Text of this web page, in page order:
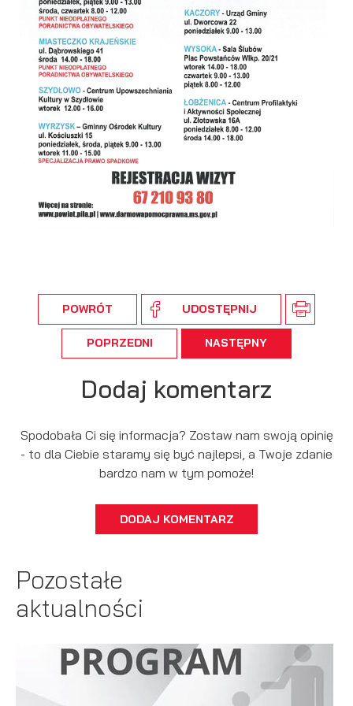
POWRÓT UDOSTĘPNIJ
POPRZEDNI NASTĘPNY
Dodaj komentarz
Spodobała Ci się informacja? Zostaw nam swoją opinię
- to dla Ciebie staramy się być najlepsi, a Twoje zdanie
bardzo nam w tym pomoże!
DODAJ KOMENTARZ
Pozostałe
aktualności
podmiotów trzecich lub firm będących naszymi partnerami
oraz innych dostawców usług. Firmy te działają w charakterze
pośredników prezentujących nasze treści w postaci
wiadomości, ofert, komunikatów mediów społecznościowych.